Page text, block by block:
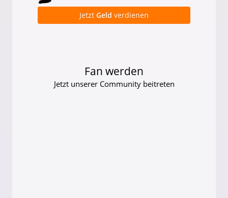
Jetzt Geld verdienen
Fan werden
Jetzt unserer Community beitreten